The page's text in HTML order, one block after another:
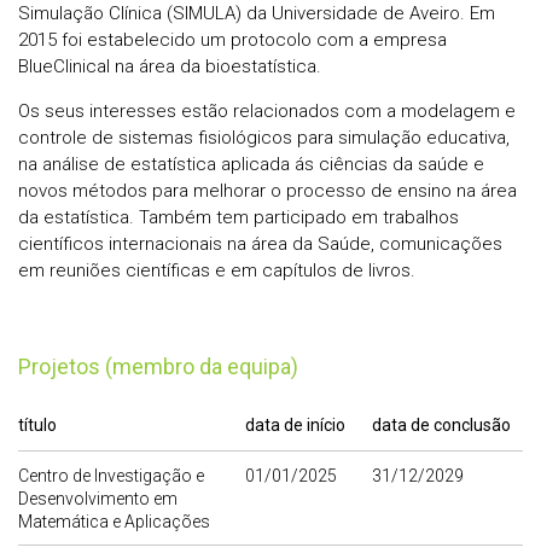
Simulação Clínica (SIMULA) da Universidade de Aveiro. Em
2015 foi estabelecido um protocolo com a empresa
BlueClinical na área da bioestatística.
Os seus interesses estão relacionados com a modelagem e
controle de sistemas fisiológicos para simulação educativa,
na análise de estatística aplicada ás ciências da saúde e
novos métodos para melhorar o processo de ensino na área
da estatística. Também tem participado em trabalhos
científicos internacionais na área da Saúde, comunicações
em reuniões científicas e em capítulos de livros.
Projetos (membro da equipa)
título data de início data de conclusão
Centro de Investigação e
Desenvolvimento em
Matemática e Aplicações
01/01/2025 31/12/2029